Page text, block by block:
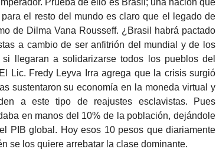
Prueba de ello es Brasil; una nación que
el resto del mundo es claro que el legado de
de Dilma Vana Rousseff. ¿Brasil habrá pactado
a cambio de ser anfitrión del mundial y de los
llegaran a solidarizarse todos los pueblos del
Lic. Fredy Leyva Irra agrega que la crisis surgió
sustentaron su economía en la moneda virtual y
a este tipo de reajustes esclavistas. Pues
en manos del 10% de la población, dejándole
PIB global. Hoy esos 10 pesos que diariamente
se los quiere arrebatar la clase dominante.